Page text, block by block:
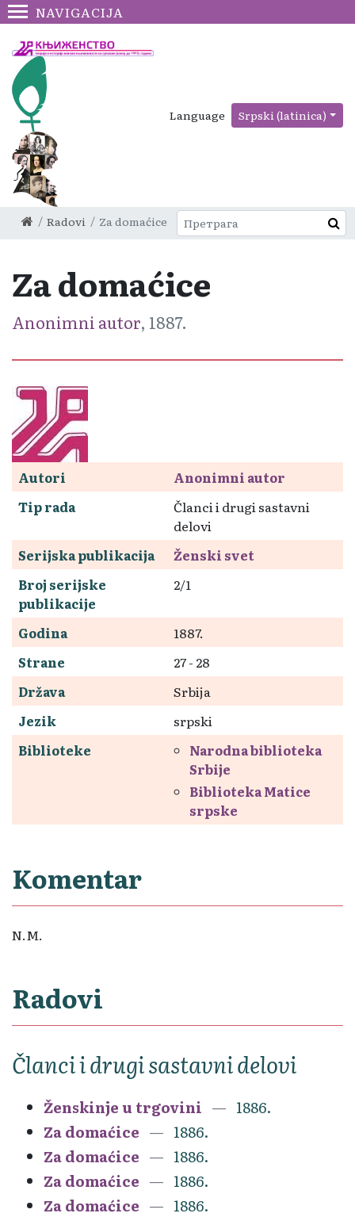
NAVIGACIJA
Language Srpski (latinica)
Radovi Za domaćice
Za domaćice
Anonimni autor, 1887.
Autori
Anonimni autor
Tip rada
Članci i drugi sastavni
delovi
Serijska publikacija
Ženski svet
Broj serijske
publikacije
2/1
Godina
1887.
Strane
27 - 28
Država
Srbija
Jezik
srpski
Biblioteke
Narodna biblioteka
Srbije
Biblioteka Matice
srpske
Komentar
N.M.
Radovi
Članci i drugi sastavni delovi
Ženskinje u trgovini
1886.
Za domaćice
1886.
Za domaćice
1886.
Za domaćice
1886.
Za domaćice
1886.